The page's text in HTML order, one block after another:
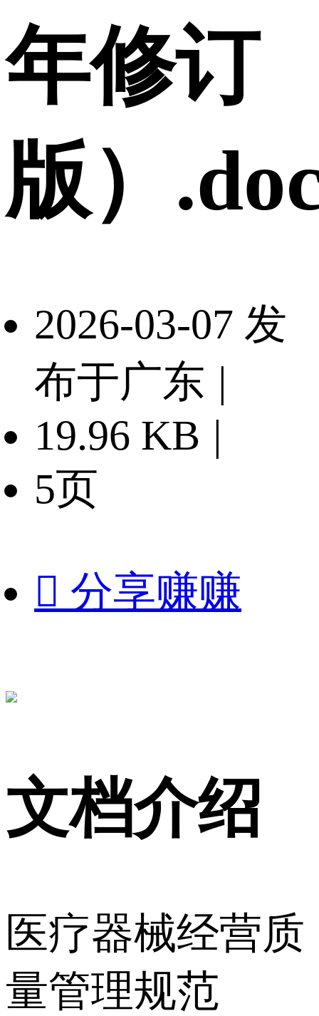
年修订
版）
2026-03-07 发
布于广东 |
19.96 KB |
5页
 分享赚赚
文档介绍
医疗器械经营质
量管理规范